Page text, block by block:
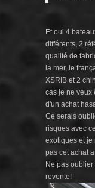
Et oui 4
différents, 2
qualité de
la mer, le
XSRIB et 2
cas je ne veux
d'un achat
Ce serais
risques avec
exotiques et
pas cet achat
Ne pas
revente!